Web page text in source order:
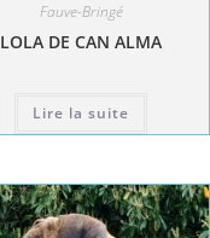
Fauve-Bringé
LOLA DE CAN ALMA
Lire la suite